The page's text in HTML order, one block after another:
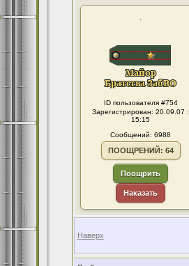
.
ID пользователя #754
Зарегистрирован: 20.09.07 :
15:15
Сообщений: 6988
ПООЩРЕНИЙ: 64
Поощрить
Наказать
Наверх